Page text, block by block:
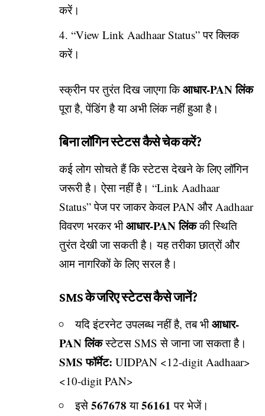
करें।
“View Link Aadhaar Status” पर क्लिक
करें।
स्क्रीन पर तुरंत दिख जाएगा किआधार-PAN लिंक
पूरा है, पेंडिंग है या अभी लिंक नहीं हुआ है।
बिना लॉगिन स्टेटस कैसे चेक करें?
कई लोग सोचते हैं कि स्टेटस देखने के लिए लॉगिन
जरूरी है। ऐसा नहीं है। “Link Aadhaar
Status” पेज पर जाकर केवल PAN और Aadhaar
विवरण भरकर भीआधार-PAN लिंककी स्थिति
तुरंत देखी जा सकती है। यह तरीका छात्रों और
आम नागरिकों के लिए सरल है।
SMS के जरिए स्टेटस कैसे जानें?
यदि इंटरनेट उपलब्ध नहीं है, तब भीआधार-
PAN लिंकस्टेटस SMS से जाना जा सकता है।
SMS फॉर्मेट: UIDPAN <12-digit Aadhaar>
<10-digit PAN>
इसे 567678 या56161 पर भेजें।